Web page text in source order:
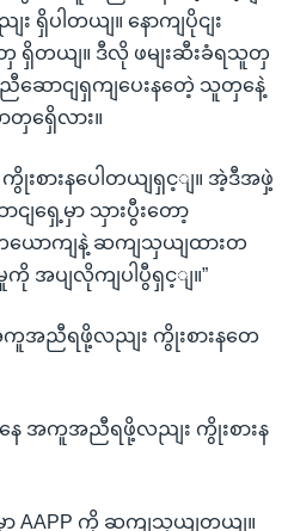
ရှိပါတယျ။ နောကျပိုငျး
ရှိတယျ။ ဒီလို ဖမျးဆီးခံရသူတှ
ဆောငျရှကျပေးနတေဲ့ သူတှနေဲ့
တှရှေိလား။
စားနပေါတယျရှင့ျ။ အဲ့ဒီအဖှဲ့
ာငျရှေ့မှာ သှားပွီးတော့
ောကျနဲ့ ဆကျသှယျထားတ
အပျလိုကျပါပွီရှင့ျ။”
အညီရဖို့လညျး ကွိုးစားနတေ
အကူအညီရဖို့လညျး ကွိုးစားန
AAPP ကို ဆကျသှယျတယျ။